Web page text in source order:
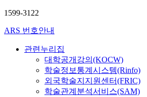
1599-3122
ARS 번호안내
관련누리집
대학공개강의(KOCW)
학술정보통계시스템(Rinfo)
외국학술지지원센터(FRIC)
학술관계분석서비스(SAM)